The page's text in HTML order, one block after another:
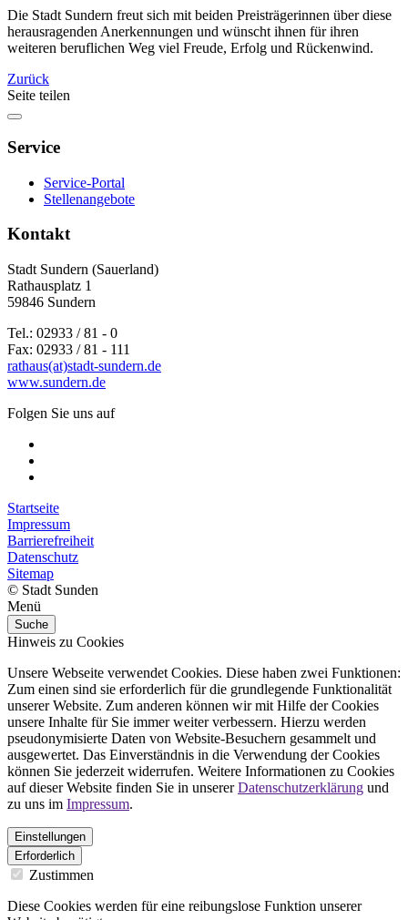
Die Stadt Sundern freut sich mit beiden Preisträgerinnen über diese
herausragenden Anerkennungen und wünscht ihnen für ihren
weiteren beruflichen Weg viel Freude, Erfolg und Rückenwind.
Zurück
Seite teilen
Service
Service-Portal
Stellenangebote
Kontakt
Stadt Sundern (Sauerland)
Rathausplatz 1
59846 Sundern
Tel.: 02933 / 81 - 0
Fax: 02933 / 81 - 111
rathaus(at)stadt-sundern.de
www.sundern.de
Folgen Sie uns auf
Startseite
Impressum
Barrierefreiheit
Datenschutz
Sitemap
© Stadt Sunden
Menü
Suche
Hinweis zu Cookies
Unsere Webseite verwendet Cookies. Diese haben zwei Funktionen:
Zum einen sind sie erforderlich für die grundlegende Funktionalität
unserer Website. Zum anderen können wir mit Hilfe der Cookies
unsere Inhalte für Sie immer weiter verbessern. Hierzu werden
pseudonymisierte Daten von Website-Besuchern gesammelt und
ausgewertet. Das Einverständnis in die Verwendung der Cookies
können Sie jederzeit widerrufen. Weitere Informationen zu Cookies
auf dieser Website finden Sie in unsererDatenschutzerklärung und
zu uns im Impressum.
Einstellungen
Erforderlich
Zustimmen
Diese Cookies werden für eine reibungslose Funktion unserer